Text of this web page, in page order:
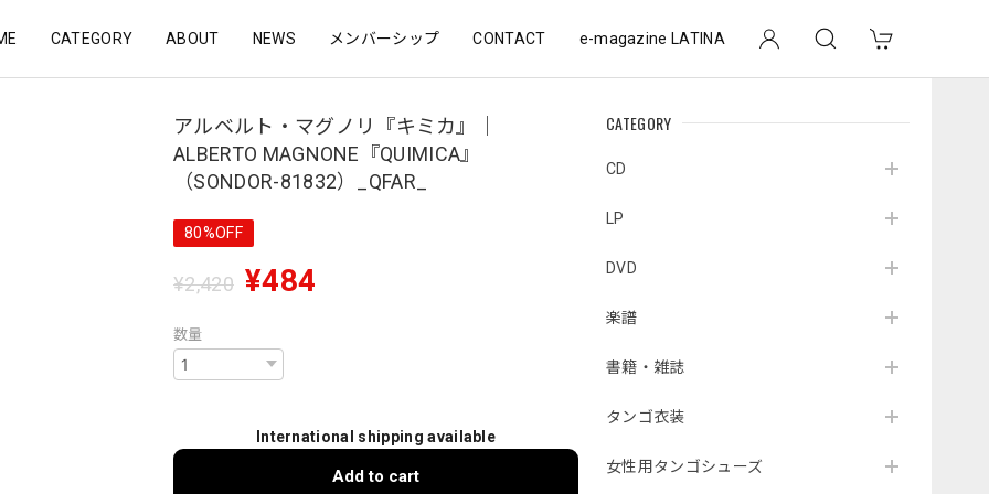
CATEGORY ABOUT NEWS メンバーシップ CONTACT e-magazine LATINA
CATEGORY
CD
LP
DVD
楽譜
書籍・雑誌
タンゴ衣装
女性用タンゴシューズ
アルベルト・マグノリ『キミカ』｜
ALBERTO MAGNONE『QUIMICA』
（SONDOR-81832）_QFAR_
80%OFF
¥2,420 ¥484
数量
International shipping available
Add to cart